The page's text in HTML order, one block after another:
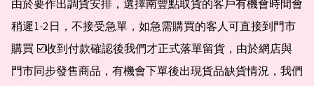
由於要作出調貨安排，選擇南豐點取貨的客戶有機會時間會
稍遲1-2日，不接受急單，如急需購買的客人可直接到門市
購買 ☑️收到付款確認後我們才正式落單留貨，由於網店與
門市同步發售商品，有機會下單後出現貨品缺貨情況，我們